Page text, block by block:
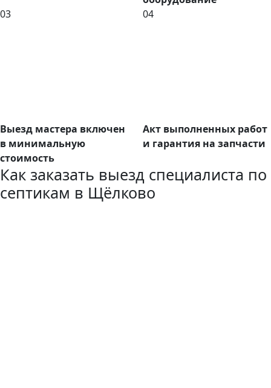
03
Выезд мастера включен
в минимальную
стоимость
04
Акт выполненных работ
и гарантия на запчасти
Как заказать выезд специалиста по
септикам в Щёлково